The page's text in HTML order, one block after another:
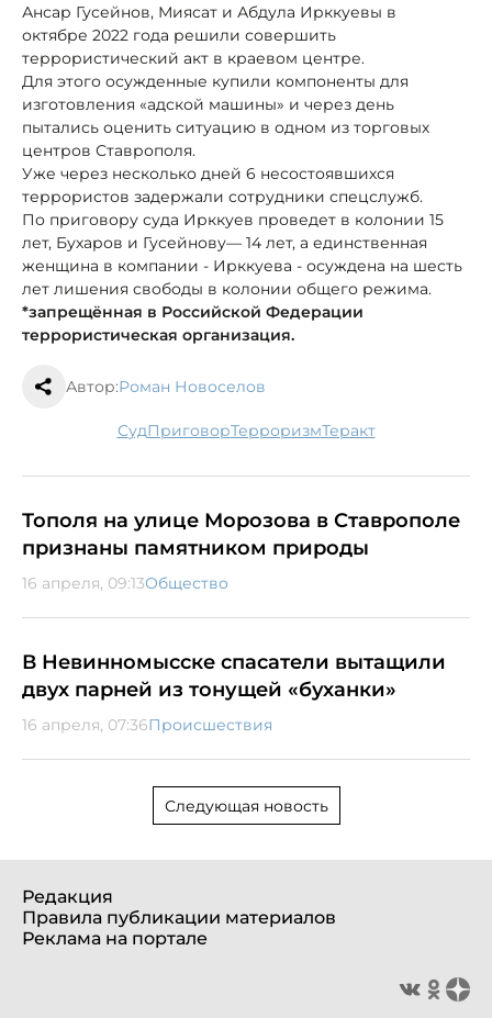
Ансар Гусейнов, Миясат и Абдула Ирккуевы в
октябре 2022 года решили совершить
террористический акт в краевом центре.
Для этого осужденные купили компоненты для
изготовления «адской машины» и через день
пытались оценить ситуацию в одном из торговых
центров Ставрополя.
Уже через несколько дней 6 несостоявшихся
террористов задержали сотрудники спецслужб.
По приговору суда Ирккуев проведет в колонии 15
лет, Бухаров и Гусейнову— 14 лет, а единственная
женщина в компании - Ирккуева - осуждена на шесть
лет лишения свободы в колонии общего режима.
*запрещённая в Российской Федерации
террористическая организация.
Автор:Роман Новоселов
суд приговор терроризм теракт
Тополя на улице Морозова в Ставрополе
признаны памятником природы
16 апреля, 09:13Общество
В Невинномысске спасатели вытащили
двух парней из тонущей «буханки»
16 апреля, 07:36Происшествия
Следующая новость
Редакция
Правила публикации материалов
Реклама на портале